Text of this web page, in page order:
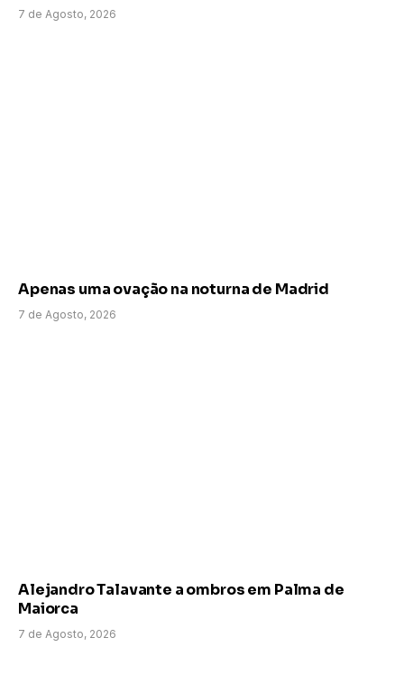
7 de Agosto, 2026
Apenas uma ovação na noturna de Madrid
7 de Agosto, 2026
Alejandro Talavante a ombros em Palma de
Maiorca
7 de Agosto, 2026